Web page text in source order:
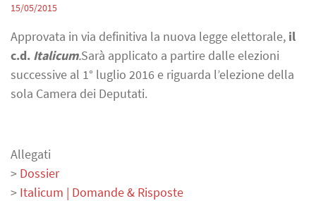
15/05/2015
Approvata in via definitiva la nuova legge elettorale, il
c.d. Italicum.Sarà applicato a partire dalle elezioni
successive al 1° luglio 2016 e riguarda l’elezione della
sola Camera dei Deputati.
Allegati
> Dossier
> Italicum | Domande & Risposte